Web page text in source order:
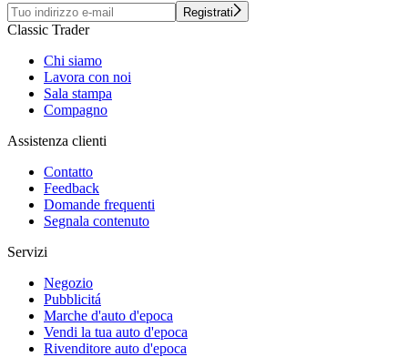
Registrati
Classic Trader
Chi siamo
Lavora con noi
Sala stampa
Compagno
Assistenza clienti
Contatto
Feedback
Domande frequenti
Segnala contenuto
Servizi
Negozio
Pubblicitá
Marche d'auto d'epoca
Vendi la tua auto d'epoca
Rivenditore auto d'epoca